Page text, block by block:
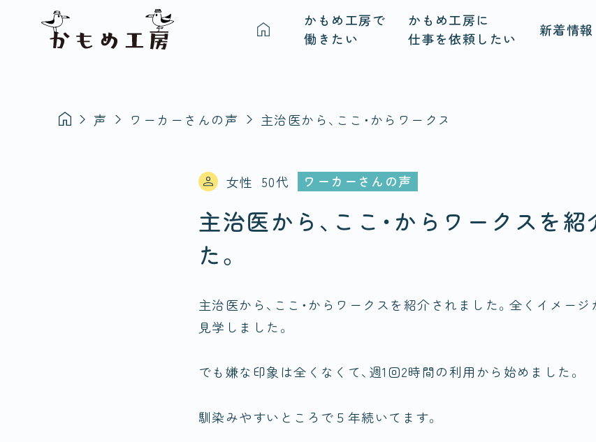
かもめ工房で
働きたい
かもめ工房に
仕事を依頼したい
新着情報
声 ワーカーさんの声 主治医から、ここ・からワークスを紹介されました。
女性 50代 ワーカーさんの声
主治医から、ここ・からワークスを
た。
主治医から、ここ・からワークスを紹介されました。全くイメー
見学しました。
でも嫌な印象は全くなくて、週1回2時間の利用から始めました。
馴染みやすいところで５年続いてます。